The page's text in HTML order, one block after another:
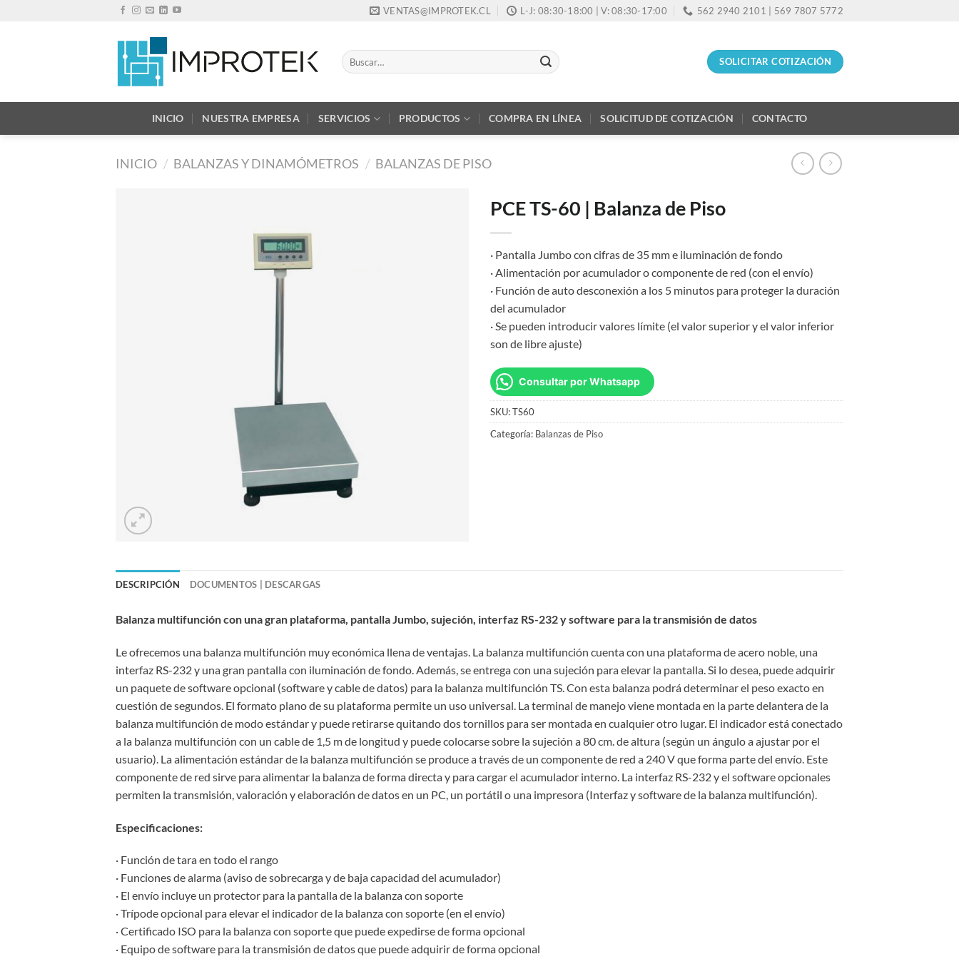
VENTAS@IMPROTEK.CL L-J: 08:30-18:00 | V: 08:30-17:00 562 2940 2101 | 569 7807 5772
Buscar
por:
SOLICITAR COTIZACIÓN
INICIO NUESTRA EMPRESA SERVICIOS PRODUCTOS COMPRA EN LÍNEA SOLICITUD DE COTIZACIÓN CONTACTO
INICIO / BALANZAS Y DINAMÓMETROS / BALANZAS DE PISO
PCE TS-60 | Balanza de Piso
· Pantalla Jumbo con cifras de 35 mm e iluminación de fondo
· Alimentación por acumulador o componente de red (con el envío)
· Función de auto desconexión a los 5 minutos para proteger la duración
del acumulador
· Se pueden introducir valores límite (el valor superior y el valor inferior
son de libre ajuste)
Consultar por Whatsapp
SKU:TS60
Categoría: Balanzas de Piso
DESCRIPCIÓN DOCUMENTOS | DESCARGAS
Balanza multifunción con una gran plataforma, pantalla Jumbo, sujeción, interfaz RS-232 y software para la transmisión de datos
Le ofrecemos una balanza multifunción muy económica llena de ventajas. La balanza multifunción cuenta con una plataforma de acero noble, una
interfaz RS-232 y una gran pantalla con iluminación de fondo. Además, se entrega con una sujeción para elevar la pantalla. Si lo desea, puede adquirir
un paquete de software opcional (software y cable de datos) para la balanza multifunción TS. Con esta balanza podrá determinar el peso exacto en
cuestión de segundos. El formato plano de su plataforma permite un uso universal. La terminal de manejo viene montada en la parte delantera de la
balanza multifunción de modo estándar y puede retirarse quitando dos tornillos para ser montada en cualquier otro lugar. El indicador está conectado
a la balanza multifunción con un cable de 1,5 m de longitud y puede colocarse sobre la sujeción a 80 cm. de altura (según un ángulo a ajustar por el
usuario). La alimentación estándar de la balanza multifunción se produce a través de un componente de red a 240 V que forma parte del envío. Este
componente de red sirve para alimentar la balanza de forma directa y para cargar el acumulador interno. La interfaz RS-232 y el software opcionales
permiten la transmisión, valoración y elaboración de datos en un PC, un portátil o una impresora (Interfaz y software de la balanza multifunción).
Especificaciones:
· Función de tara en todo el rango
· Funciones de alarma (aviso de sobrecarga y de baja capacidad del acumulador)
· El envío incluye un protector para la pantalla de la balanza con soporte
· Trípode opcional para elevar el indicador de la balanza con soporte (en el envío)
· Certificado ISO para la balanza con soporte que puede expedirse de forma opcional
· Equipo de software para la transmisión de datos que puede adquirir de forma opcional